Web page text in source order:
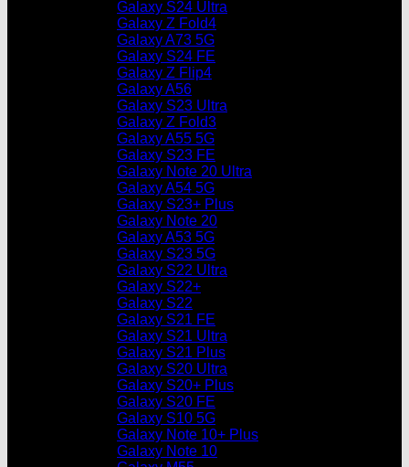
Galaxy S24 Ultra
Galaxy Z Fold4
Galaxy A73 5G
Galaxy S24 FE
Galaxy Z Flip4
Galaxy A56
Galaxy S23 Ultra
Galaxy Z Fold3
Galaxy A55 5G
Galaxy S23 FE
Galaxy Note 20 Ultra
Galaxy A54 5G
Galaxy S23+ Plus
Galaxy Note 20
Galaxy A53 5G
Galaxy S23 5G
Galaxy S22 Ultra
Galaxy S22+
Galaxy S22
Galaxy S21 FE
Galaxy S21 Ultra
Galaxy S21 Plus
Galaxy S20 Ultra
Galaxy S20+ Plus
Galaxy S20 FE
Galaxy S10 5G
Galaxy Note 10+ Plus
Galaxy Note 10